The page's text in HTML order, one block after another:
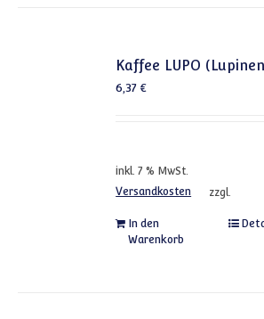
Kaffee LUPO
6,37€
inkl. 7 % MwSt.
zzgl.
Versandkosten
In den
Warenkorb